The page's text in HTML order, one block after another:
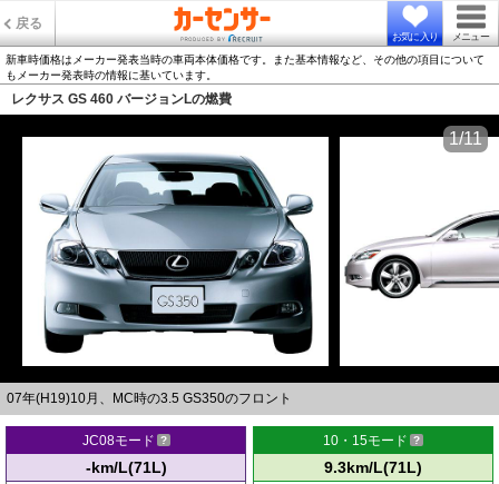
戻る
お気に入り メニュー
新車時価格はメーカー発表当時の車両本体価格です。また基本情報など、その他の項目について
もメーカー発表時の情報に基いています。
レクサス GS 460 バージョンLの燃費
07年(H19)10月、MC時の3.5 GS350のフロント
1/11
JC08モード
-km/L(71L)
10・15モード
9.3km/L(71L)